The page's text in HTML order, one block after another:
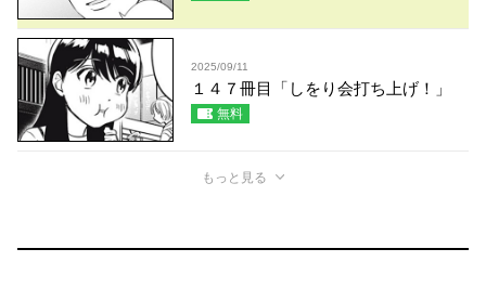
2025/09/11
１４７冊目「しをり会打ち上げ！」
無料
もっと見る